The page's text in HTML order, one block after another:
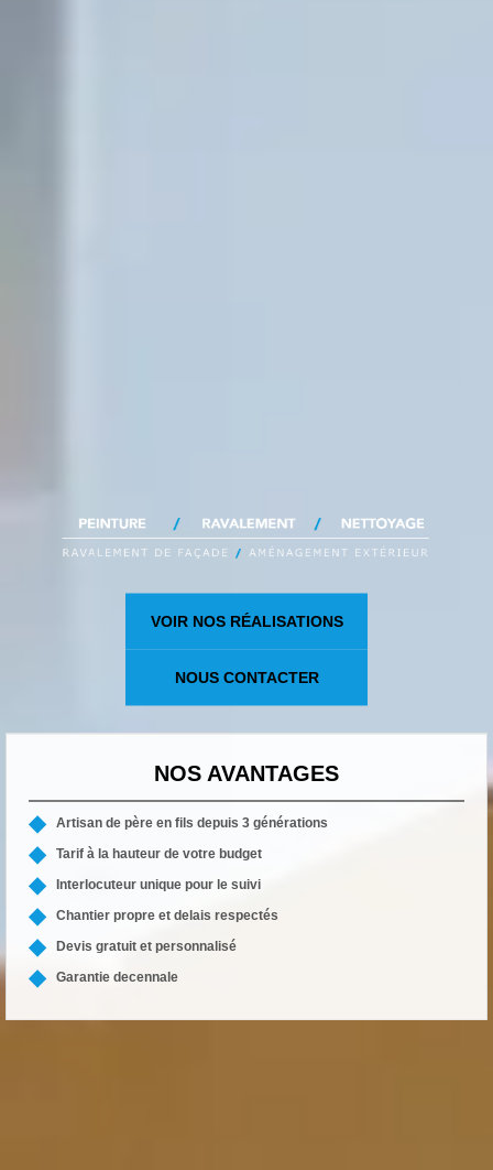
VOIR NOS RÉALISATIONS
NOUS CONTACTER
NOS AVANTAGES
Artisan de père en fils depuis 3 générations
Tarif à la hauteur de votre budget
Interlocuteur unique pour le suivi
Chantier propre et delais respectés
Devis gratuit et personnalisé
Garantie decennale